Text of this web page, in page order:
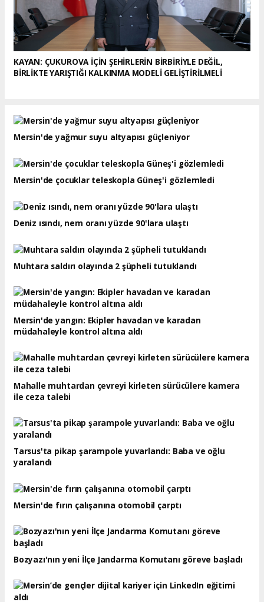
KAYAN: ÇUKUROVA İÇİN ŞEHİRLERİN BİRBİRİYLE DEĞİL,
BİRLİKTE YARIŞTIĞI KALKINMA MODELİ GELİŞTİRİLMELİ
Mersin'de yağmur suyu altyapısı güçleniyor
Mersin'de çocuklar teleskopla Güneş'i gözlemledi
Deniz ısındı, nem oranı yüzde 90'lara ulaştı
Muhtara saldırı olayında 2 şüpheli tutuklandı
Mersin'de yangın: Ekipler havadan ve karadan
müdahaleyle kontrol altına aldı
Mahalle muhtardan çevreyi kirleten sürücülere kamera
ile ceza talebi
Tarsus'ta pikap şarampole yuvarlandı: Baba ve oğlu
yaralandı
Mersin'de fırın çalışanına otomobil çarptı
Bozyazı'nın yeni İlçe Jandarma Komutanı göreve başladı